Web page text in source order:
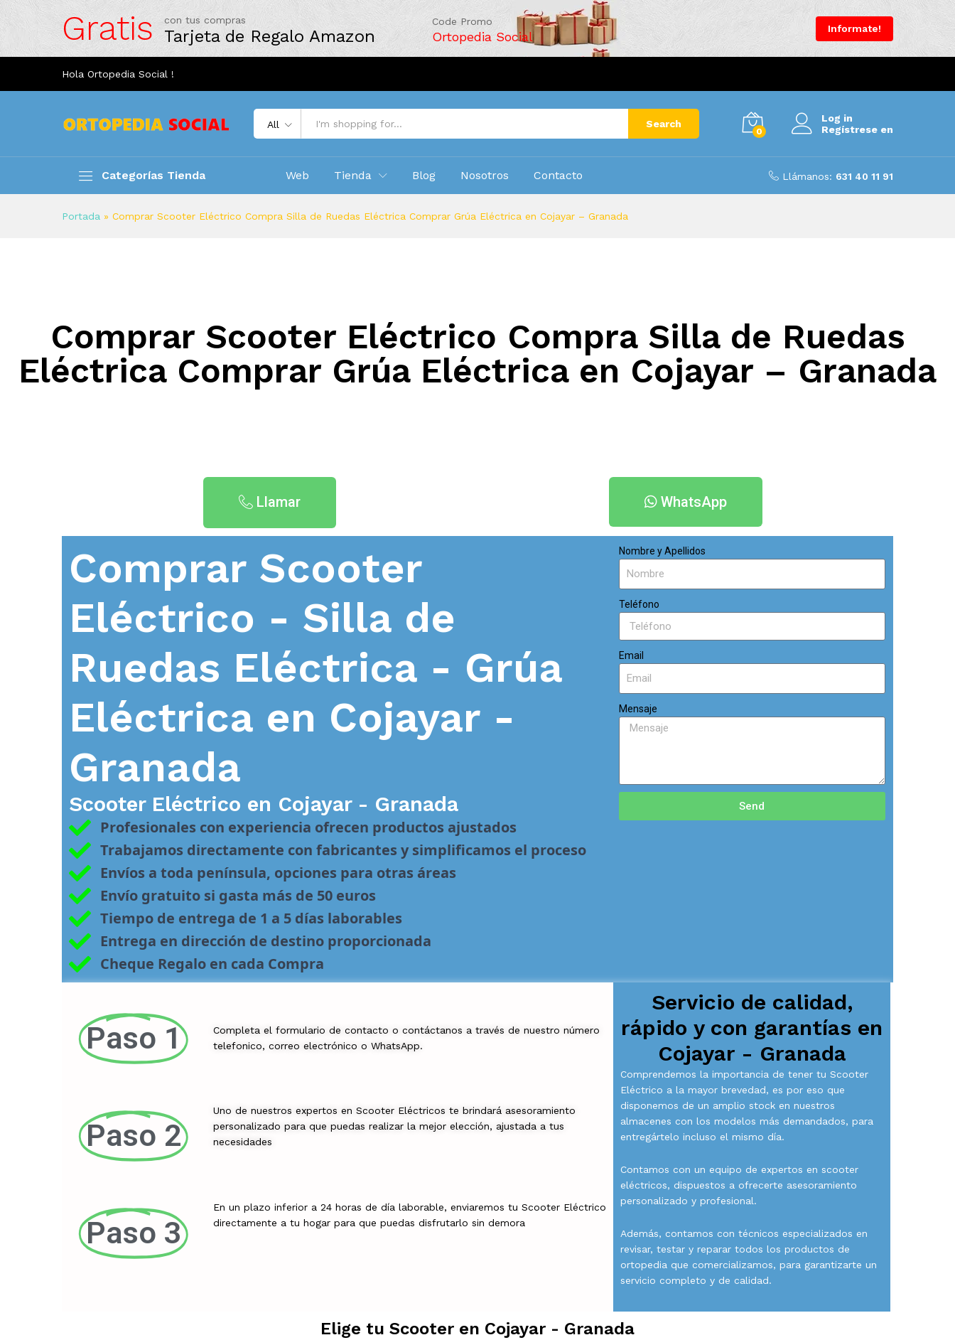
Gratis con tus compras
Tarjeta de Regalo Amazon
Code Promo
Ortopedia Social
Informate!
Hola Ortopedia Social !
All Search
0
Log in
Regístrese en
Categorías Tienda Web Tienda Blog Nosotros Contacto Llámanos: 631 40 11 91
Portada » Comprar Scooter Eléctrico Compra Silla de Ruedas Eléctrica Comprar Grúa Eléctrica en Cojayar – Granada
Comprar Scooter Eléctrico Compra Silla de Ruedas
Eléctrica Comprar Grúa Eléctrica en Cojayar – Granada
Llamar WhatsApp
Comprar Scooter
Eléctrico - Silla de
Ruedas Eléctrica - Grúa
Eléctrica en Cojayar -
Granada
Scooter Eléctrico en Cojayar - Granada
Profesionales con experiencia ofrecen productos ajustados
Trabajamos directamente con fabricantes y simplificamos el proceso
Envíos a toda península, opciones para otras áreas
Envío gratuito si gasta más de 50 euros
Tiempo de entrega de 1 a 5 días laborables
Entrega en dirección de destino proporcionada
Cheque Regalo en cada Compra
Nombre y Apellidos
Teléfono
Email
Mensaje
Send
Paso 1
Paso 2
Paso 3
Completa el formulario de contacto o contáctanos a través de nuestro número
telefonico, correo electrónico o WhatsApp.
Uno de nuestros expertos en Scooter Eléctricos te brindará asesoramiento
personalizado para que puedas realizar la mejor elección, ajustada a tus
necesidades
En un plazo inferior a 24 horas de día laborable, enviaremos tu Scooter Eléctrico
directamente a tu hogar para que puedas disfrutarlo sin demora
Servicio de calidad,
rápido y con garantías en
Cojayar - Granada
Comprendemos la importancia de tener tu Scooter
Eléctrico a la mayor brevedad, es por eso que
disponemos de un amplio stock en nuestros
almacenes con los modelos más demandados, para
entregártelo incluso el mismo día.
Contamos con un equipo de expertos en scooter
eléctricos, dispuestos a ofrecerte asesoramiento
personalizado y profesional.
Además, contamos con técnicos especializados en
revisar, testar y reparar todos los productos de
ortopedia que comercializamos, para garantizarte un
servicio completo y de calidad.
Elige tu Scooter en Cojayar - Granada